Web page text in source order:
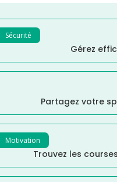
Sécurité
Gérez
Partagez votre
Motivation
Trouvez les